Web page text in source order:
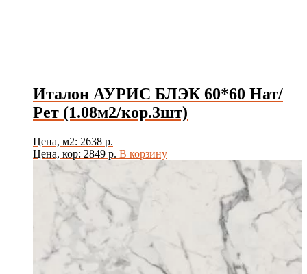
Италон АУРИС БЛЭК 60*60 Нат/
Рет (1.08м2/кор.3шт)
Цена, м2: 2638 р.
Цена, кор: 2849 р. В корзину